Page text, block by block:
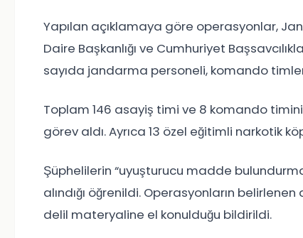
Yapılan açıklamaya göre operasyonlar,
Daire Başkanlığı ve Cumhuriyet
sayıda jandarma personeli, komando
Toplam 146 asayiş timi ve 8 komando
görev aldı. Ayrıca 13 özel eğitimli narkotik
Şüphelilerin “uyuşturucu madde
alındığı öğrenildi. Operasyonların
delil materyaline el konulduğu bildirildi.